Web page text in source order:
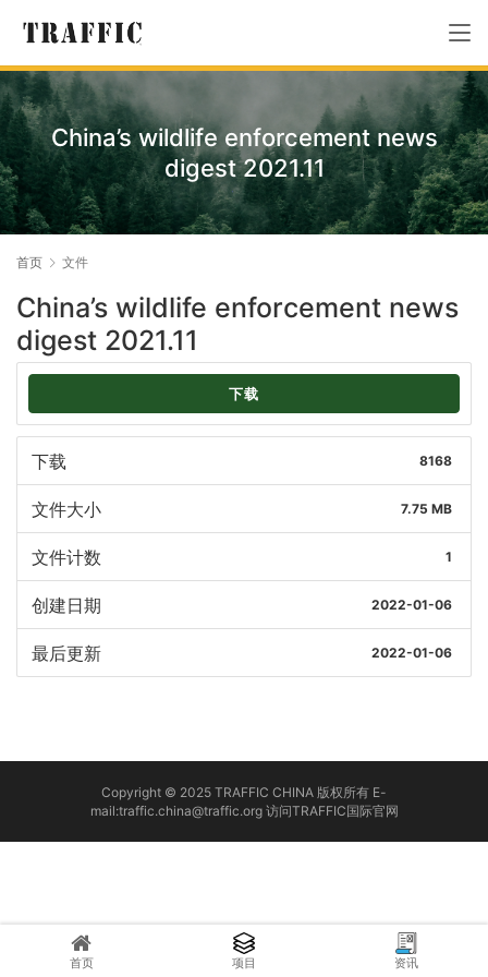
China’s wildlife enforcement news
digest 2021.11
首页 文件
China’s wildlife enforcement news
digest 2021.11
下载
下载 8168
文件大小 7.75 MB
文件计数 1
创建日期 2022-01-06
最后更新 2022-01-06
Copyright © 2025 TRAFFIC CHINA 版权所有 E-
mail:traffic.china@traffic.org 访问TRAFFIC国际官网
首页 项目 资讯